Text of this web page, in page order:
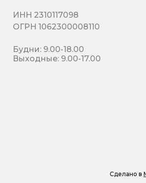
ИНН 2310117098
ОГРН 1062300008110
Будни: 9.00-18.00
Выходные: 9.00-17.00
Сделано в